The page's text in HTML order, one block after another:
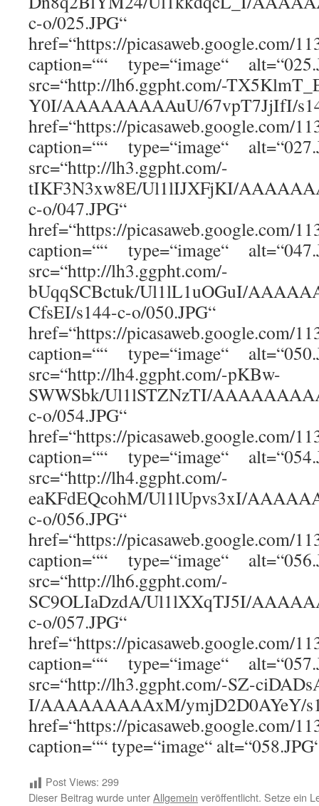
c-o/025.JPG“
href=“https://picasaweb.google.com/
caption=““ type=“image“
src=“http://lh6.ggpht.com/-
Y0I/AAAAAAAAAuU/67vpT7JjIfI/
href=“https://picasaweb.google.com/
caption=““ type=“image“
src=“http://lh3.ggpht.com/-
tIKF3N3xw8E/Ul1lIJXFjKI/
c-o/047.JPG“
href=“https://picasaweb.google.com/
caption=““ type=“image“
src=“http://lh3.ggpht.com/-
bUqqSCBctuk/Ul1lL1uOGuI/
CfsEI/s144-c-o/050.JPG“
href=“https://picasaweb.google.com/
caption=““ type=“image“
src=“http://lh4.ggpht.com/-pKBw-
SWWSbk/Ul1lSTZNzTI/
c-o/054.JPG“
href=“https://picasaweb.google.com/
caption=““ type=“image“
src=“http://lh4.ggpht.com/-
eaKFdEQcohM/Ul1lUpvs3xI/
c-o/056.JPG“
href=“https://picasaweb.google.com/
caption=““ type=“image“
src=“http://lh6.ggpht.com/-
SC9OLIaDzdA/Ul1lXXqTJ5I/
c-o/057.JPG“
href=“https://picasaweb.google.com/
caption=““ type=“image“
src=“http://lh3.ggpht.com/-SZ-
I/AAAAAAAAAxM/ymjD2D0AYeY/
href=“https://picasaweb.google.com/
caption=““ type=“image“
Post Views: 299
Dieser Beitrag wurde unterAllgemein veröffentlicht. Setze ein